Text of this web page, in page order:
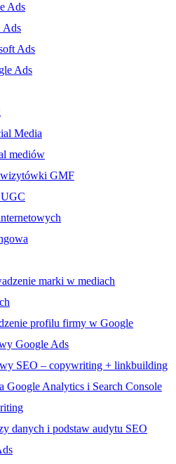
Ads
Ads
Ads
Ads
Media
mediów
GMF
marki w mediach
profilu firmy w Google
Google Ads
SEO – copywriting + linkbuilding
Google Analytics i Search Console
danych i podstaw audytu SEO